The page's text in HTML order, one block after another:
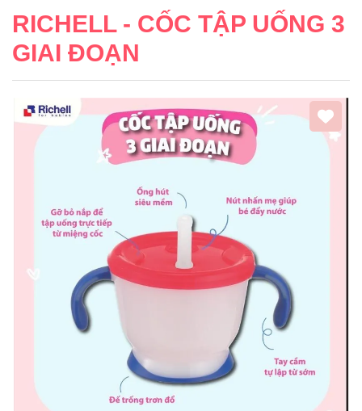
RICHELL - CỐC TẬP UỐNG 3
GIAI ĐOẠN
Mã giảm giá:
Ngày hết hạn: